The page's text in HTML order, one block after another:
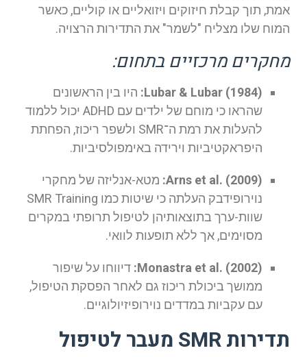
אמת, תוך קבלת חיזוקים ויזואליים או קוליים, כאשר
המוח שלו מצליח "לשמר" את התדירות הרצויה.
מחקרים מרכזיים בתחום:
Lubar & Lubar (1984): היו בין הראשונים
שהראו כי מוחם של ילדים עם ADHD יכול ללמוד
להעלות את רמת ה־SMR ולשפר ריכוז, הפחתת
היפראקטיביות וירידה באימפולסיביות.
Arns et al. (2009): מטא-אנליזה של מחקרי
נוירופידבק העלתה כי שיטות כמו SMR Training
שוות-ערך בתוצאותיהן לטיפול תרופתי במקרים
מסוימים, אך ללא תופעות לוואי.
Monastra et al. (2002): דיווחו על שיפור
ממושך ביכולת ריכוז גם לאחר הפסקת הטיפול,
עם עקביות במדדים נוירופיזיולוגיים.
תדירות SMR מעבר לטיפול